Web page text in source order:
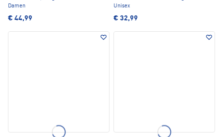
Damen
€ 44,99
Unisex
€ 32,99